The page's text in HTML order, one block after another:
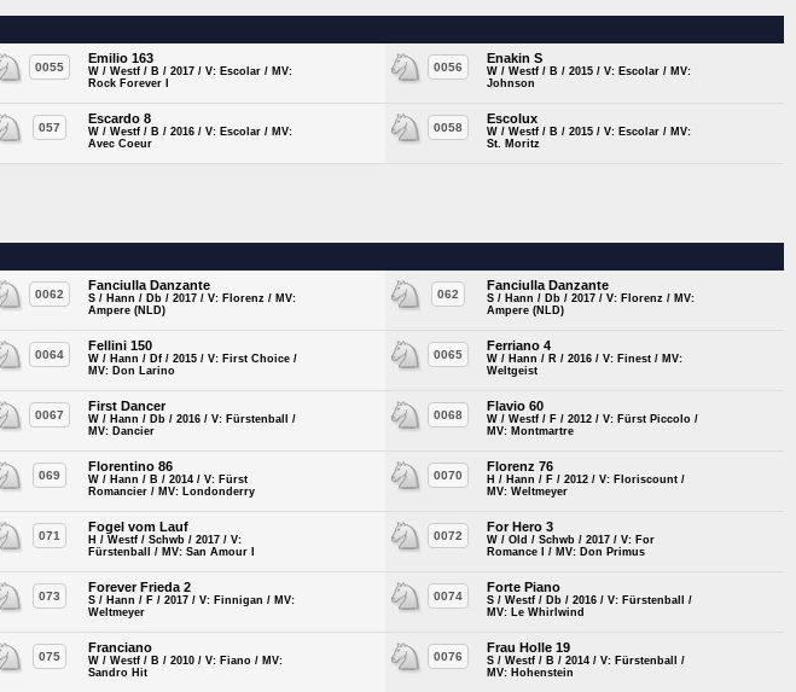
0055
Emilio 163
W / Westf / B / 2017 / V: Escolar / MV:
Rock Forever I
0056
Enakin S
W / Westf / B / 2015 / V: Escolar / MV:
Johnson
057
Escardo 8
W / Westf / B / 2016 / V: Escolar / MV:
Avec Coeur
0058
Escolux
W / Westf / B / 2015 / V: Escolar / MV:
St. Moritz
0062
Fanciulla Danzante
S / Hann / Db / 2017 / V: Florenz / MV:
Ampere (NLD)
062
Fanciulla Danzante
S / Hann / Db / 2017 / V: Florenz / MV:
Ampere (NLD)
0064
Fellini 150
W / Hann / Df / 2015 / V: First Choice /
MV: Don Larino
0065
Ferriano 4
W / Hann / R / 2016 / V: Finest / MV:
Weltgeist
0067
First Dancer
W / Hann / Db / 2016 / V: Fürstenball /
MV: Dancier
0068
Flavio 60
W / Westf / F / 2012 / V: Fürst Piccolo /
MV: Montmartre
069
Florentino 86
W / Hann / B / 2014 / V: Fürst
Romancier / MV: Londonderry
0070
Florenz 76
H / Hann / F / 2012 / V: Floriscount /
MV: Weltmeyer
071
Fogel vom Lauf
H / Westf / Schwb / 2017 / V:
Fürstenball / MV: San Amour I
0072
For Hero 3
W / Old / Schwb / 2017 / V: For
Romance I / MV: Don Primus
073
Forever Frieda 2
S / Hann / F / 2017 / V: Finnigan / MV:
Weltmeyer
0074
Forte Piano
S / Westf / Db / 2016 / V: Fürstenball /
MV: Le Whirlwind
075
Franciano
W / Westf / B / 2010 / V: Fiano / MV:
Sandro Hit
0076
Frau Holle 19
S / Westf / B / 2014 / V: Fürstenball /
MV: Hohenstein